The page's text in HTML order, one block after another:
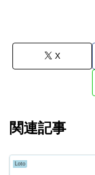
X
関連記事
Loto